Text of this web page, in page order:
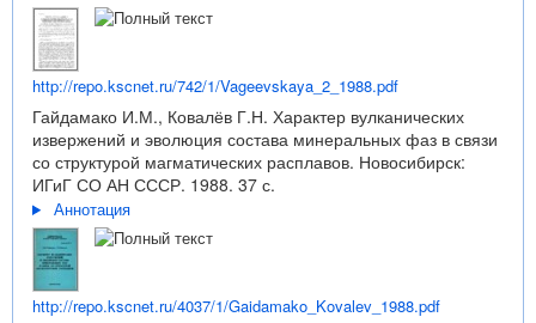
http://repo.kscnet.ru/742/1/Vageevskaya_2_1988.pdf
Гайдамако И.М., Ковалёв Г.Н. Характер вулканических
извержений и эволюция состава минеральных фаз в связи
со структурой магматических расплавов. Новосибирск:
ИГиГ СО АН СССР. 1988. 37 с.
Аннотация
http://repo.kscnet.ru/4037/1/Gaidamako_Kovalev_1988.pdf